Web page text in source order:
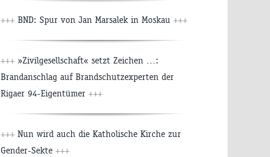
+++ BND: Spur von Jan Marsalek in Moskau +++
+++ »Zivilgesellschaft« setzt Zeichen …:
Brandanschlag auf Brandschutzexperten der
Rigaer 94-Eigentümer +++
+++ Nun wird auch die Katholische Kirche zur
Gender-Sekte +++